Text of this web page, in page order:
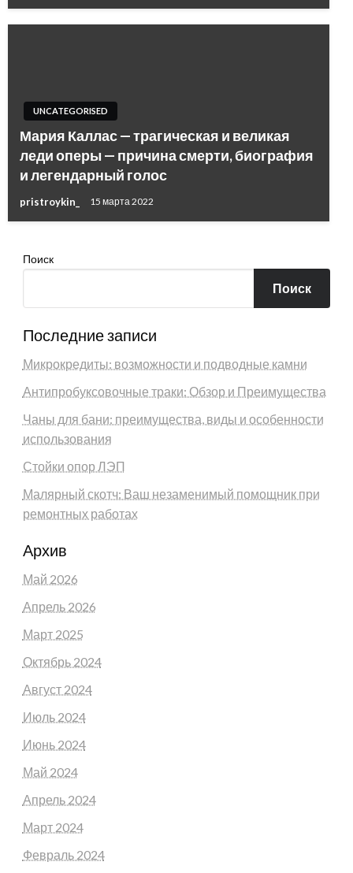
UNCATEGORISED
Мария Каллас — трагическая и великая
леди оперы — причина смерти, биография
и легендарный голос
pristroykin_ 15 марта 2022
Поиск
Поиск
Последние записи
Микрокредиты: возможности и подводные камни
Антипробуксовочные траки: Обзор и Преимущества
Чаны для бани: преимущества, виды и особенности
использования
Стойки опор ЛЭП
Малярный скотч: Ваш незаменимый помощник при
ремонтных работах
Архив
Май 2026
Апрель 2026
Март 2025
Октябрь 2024
Август 2024
Июль 2024
Июнь 2024
Май 2024
Апрель 2024
Март 2024
Февраль 2024